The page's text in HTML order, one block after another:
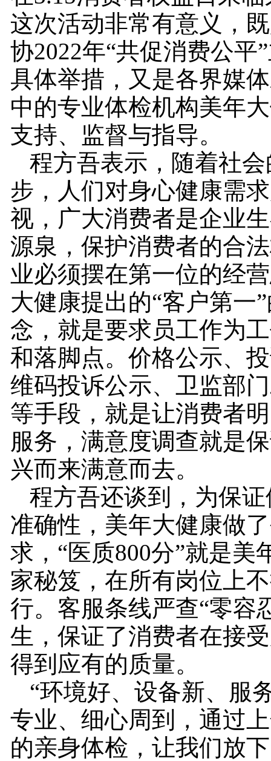
这次活动非常有意义，
协2022年“共促消费公平
具体举措，又是各界媒
中的专业体检机构美年
支持、监督与指导。
程方吾表示，随着社
步，人们对身心健康需
视，广大消费者是企业
源泉，保护消费者的合
业必须摆在第一位的经
大健康提出的“客户第一
念，就是要求员工作为
和落脚点。价格公示、
维码投诉公示、卫监部
等手段，就是让消费者
服务，满意度调查就是
兴而来满意而去。
程方吾还谈到，为保
准确性，美年大健康做
求，“医质800分”就是美
家秘笈，在所有岗位上
行。客服条线严查“零容
生，保证了消费者在接
得到应有的质量。
“环境好、设备新、服
专业、细心周到，通过
的亲身体检，让我们放